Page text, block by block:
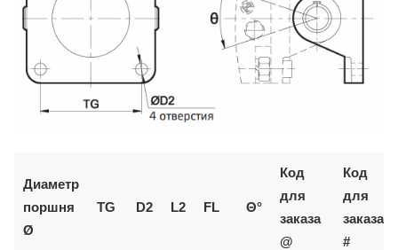
Диаметр
поршня
Ø
TG D2 L2 FL Θ°
Код
для
заказа
@
Код
для
заказа
#